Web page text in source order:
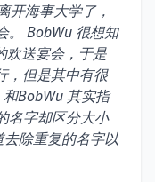
开海事大学了，
。 BobWu 很想知
欢送宴会，于是
，但是其中有很
BobWu 其实指
名字却区分大小
除重复的名字以